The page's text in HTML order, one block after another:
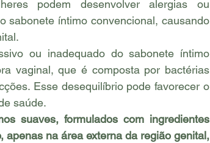
podem desenvolver alergias ou
sabonete íntimo convencional, causando
ou inadequado do sabonete íntimo
vaginal, que é composta por bactérias
Esse desequilíbrio pode favorecer o
saúde.
suaves, formulados com ingredientes
na área externa da região genital,